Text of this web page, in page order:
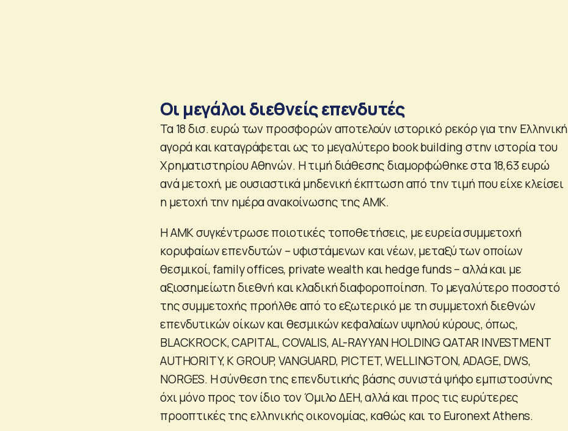
Οι μεγάλοι διεθνείς επενδυτές
Τα 18 δισ. ευρώ των προσφορών αποτελούν ιστορικό ρεκόρ για την Ελληνική
αγορά και καταγράφεται ως το μεγαλύτερο book building στην ιστορία του
Χρηματιστηρίου Αθηνών. Η τιμή διάθεσης διαμορφώθηκε στα 18,63 ευρώ
ανά μετοχή, με ουσιαστικά μηδενική έκπτωση από την τιμή που είχε κλείσει
η μετοχή την ημέρα ανακοίνωσης της ΑΜΚ.
Η ΑΜΚ συγκέντρωσε ποιοτικές τοποθετήσεις, με ευρεία συμμετοχή
κορυφαίων επενδυτών – υφιστάμενων και νέων, μεταξύ των οποίων
θεσμικοί, family offices, private wealth και hedge funds – αλλά και με
αξιοσημείωτη διεθνή και κλαδική διαφοροποίηση. Το μεγαλύτερο ποσοστό
της συμμετοχής προήλθε από το εξωτερικό με τη συμμετοχή διεθνών
επενδυτικών οίκων και θεσμικών κεφαλαίων υψηλού κύρους, όπως,
BLACKROCK, CAPITAL, COVALIS, AL-RAYYAN HOLDING QATAR INVESTMENT
AUTHORITY, K GROUP, VANGUARD, PICTET, WELLINGTON, ADAGE, DWS,
NORGES. Η σύνθεση της επενδυτικής βάσης συνιστά ψήφο εμπιστοσύνης
όχι μόνο προς τον ίδιο τον Όμιλο ΔΕΗ, αλλά και προς τις ευρύτερες
προοπτικές της ελληνικής οικονομίας, καθώς και το Euronext Athens.